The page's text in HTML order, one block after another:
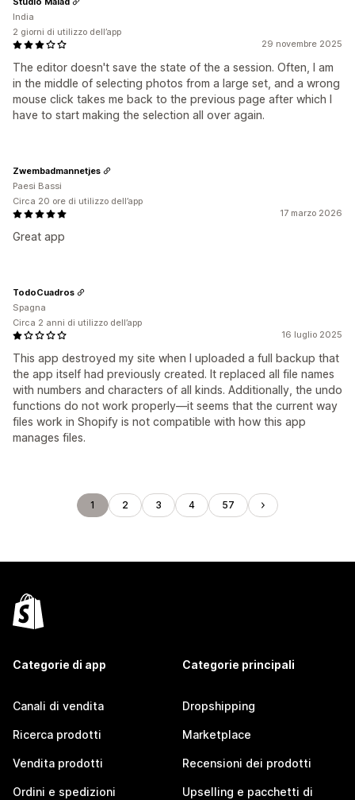
29 novembre 2025
The editor doesn't save the state of the a session. Often, I am
in the middle of selecting photos from a large set, and a wrong
mouse click takes me back to the previous page after which I
have to start making the selection all over again.
India
2 giorni di utilizzo dell’app
17 marzo 2026
Great app
Zwembadmannetjes
Paesi Bassi
Circa 20 ore di utilizzo dell’app
16 luglio 2025
This app destroyed my site when I uploaded a full backup that
the app itself had previously created. It replaced all file names
with numbers and characters of all kinds. Additionally, the undo
functions do not work properly—it seems that the current way
files work in Shopify is not compatible with how this app
manages files.
TodoCuadros
Spagna
Circa 2 anni di utilizzo dell’app
1 2 3 4 57
Categorie di app
Canali di vendita
Ricerca prodotti
Vendita prodotti
Ordini e spedizioni
Categorie principali
Dropshipping
Marketplace
Recensioni dei prodotti
Upselling e pacchetti di